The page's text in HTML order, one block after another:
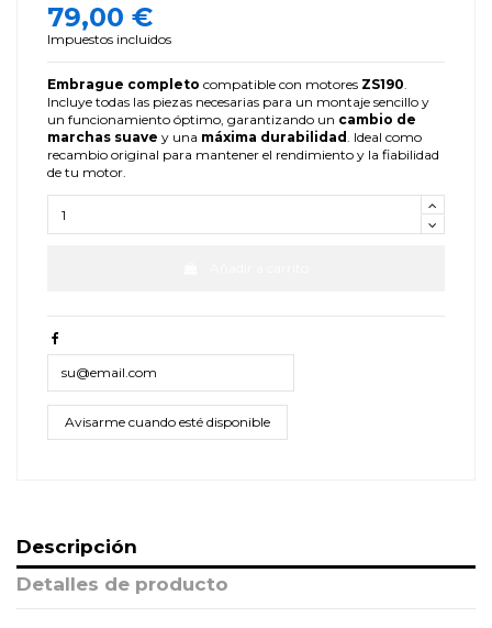
79,00 €
Impuestos incluidos
Embrague completo compatible con motores ZS190.
Incluye todas las piezas necesarias para un montaje sencillo y
un funcionamiento óptimo, garantizando un cambio de
marchas suave y una máxima durabilidad. Ideal como
recambio original para mantener el rendimiento y la fiabilidad
de tu motor.
Descripción
Detalles de producto